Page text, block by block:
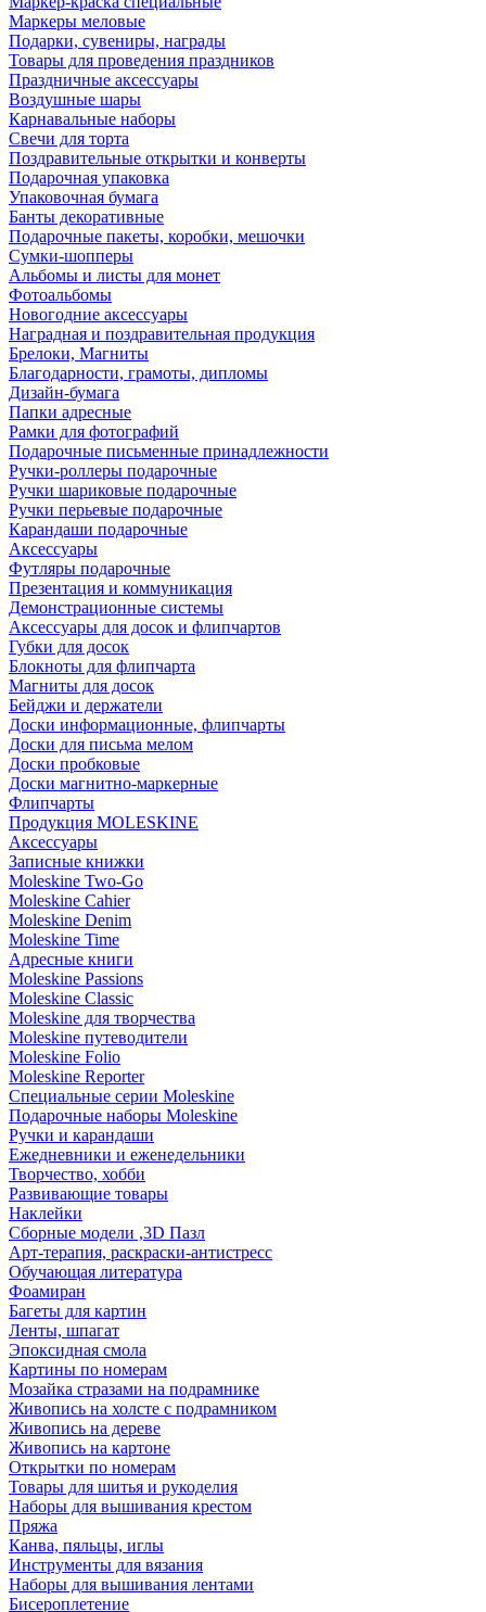
Маркеры меловые
Подарки, сувениры, награды
Товары для проведения праздников
Праздничные аксессуары
Воздушные шары
Карнавальные наборы
Свечи для торта
Поздравительные открытки и конверты
Подарочная упаковка
Упаковочная бумага
Банты декоративные
Подарочные пакеты, коробки, мешочки
Сумки-шопперы
Альбомы и листы для монет
Фотоальбомы
Новогодние аксессуары
Наградная и поздравительная продукция
Брелоки, Магниты
Благодарности, грамоты, дипломы
Дизайн-бумага
Папки адресные
Рамки для фотографий
Подарочные письменные принадлежности
Ручки-роллеры подарочные
Ручки шариковые подарочные
Ручки перьевые подарочные
Карандаши подарочные
Аксессуары
Футляры подарочные
Презентация и коммуникация
Демонстрационные системы
Аксессуары для досок и флипчартов
Губки для досок
Блокноты для флипчарта
Магниты для досок
Бейджи и держатели
Доски информационные, флипчарты
Доски для письма мелом
Доски пробковые
Доски магнитно-маркерные
Флипчарты
Продукция MOLESKINE
Аксессуары
Записные книжки
Moleskine Two-Go
Moleskine Cahier
Moleskine Denim
Moleskine Time
Адресные книги
Moleskine Passions
Moleskine Classic
Moleskine для творчества
Moleskine путеводители
Moleskine Folio
Moleskine Reporter
Специальные серии Moleskine
Подарочные наборы Moleskine
Ручки и карандаши
Ежедневники и еженедельники
Творчество, хобби
Развивающие товары
Наклейки
Сборные модели ,3D Пазл
Арт-терапия, раскраски-антистресс
Обучающая литература
Фоамиран
Багеты для картин
Ленты, шпагат
Эпоксидная смола
Картины по номерам
Мозайка стразами на подрамнике
Живопись на холсте с подрамником
Живопись на дереве
Живопись на картоне
Открытки по номерам
Товары для шитья и рукоделия
Наборы для вышивания крестом
Пряжа
Канва, пяльцы, иглы
Инструменты для вязания
Наборы для вышивания лентами
Бисероплетение